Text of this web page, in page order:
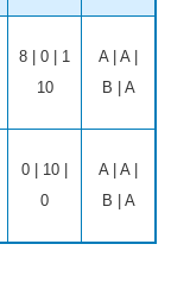
8 | 0 | 1
10
A | A |
B | A
0 | 10 |
0
A | A |
B | A